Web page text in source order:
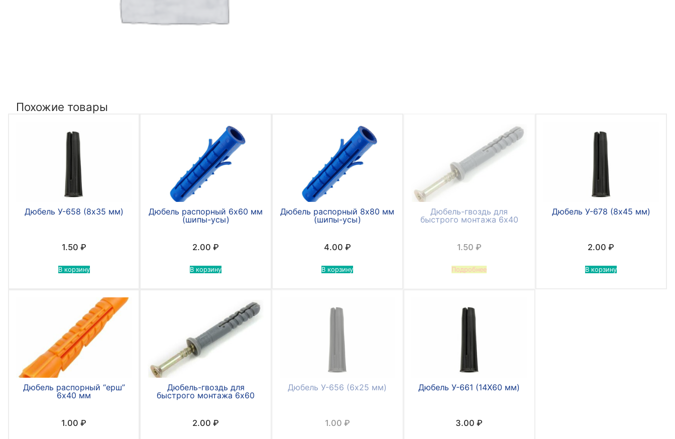
Похожие товары
Дюбель У-658 (8х35 мм)
1.50 ₽
В корзину
Дюбель распорный 6х60 мм
(шипы-усы)
2.00₽
В корзину
Дюбель распорный 8х80 мм
(шипы-усы)
4.00 ₽
В корзину
Дюбель-гвоздь для
быстрого монтажа 6х40
1.50 ₽
Подробнее
Дюбель У-678 (8х45 мм)
2.00₽
В корзину
Дюбель распорный “ерш”
6х40 мм
1.00₽
Дюбель-гвоздь для
быстрого монтажа 6х60
2.00₽
Дюбель У-656 (6х25 мм)
1.00 ₽
Дюбель У-661 (14Х60 мм)
3.00₽